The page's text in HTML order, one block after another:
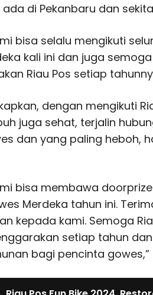
di Pekanbaru dan
bisa selalu mengikuti
kali ini dan juga
Riau Pos setiap
dengan mengikuti
juga sehat, terjalin
dan yang paling heboh,
bisa membawa
Merdeka tahun ini.
kepada kami. Semoga
setiap tahun
bagi pencinta gowes,”